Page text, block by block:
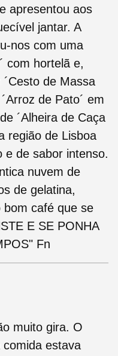
apresentou aos
jantar. A
nos com uma
com hortelã e,
de Massa
de Pato´ em
´Alheira de Caça
região de Lisboa
e de sabor intenso.
nuvem de
de gelatina,
bom café que se
E SE PONHA
Fn
muito gira. O
estava